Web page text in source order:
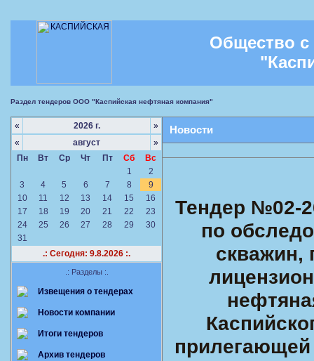
Общество с
Раздел тендеров ООО "Каспийская нефтяная компания"
« 2026 г.
»
«
август
»
Пн
Вт Ср Чт Пт Сб
Вс
1
2
3
4 5 6 7 8
9
10
11 12 13 14 15
16
17
18 19 20 21 22
23
24
25 26 27 28 29
30
31
.: Сегодня: 9.8.2026 :.
.: Разделы :.
Извещения о тендерах
Новости компании
Итоги тендеров
Архив тендеров
Новости
Тендер №02-
по
скважин,
прилегающей